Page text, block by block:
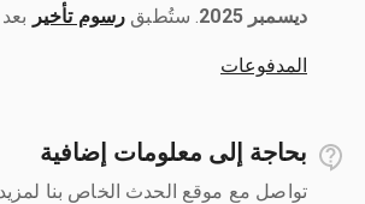
ديسمبر 2025
‎. ستُطبق رسوم تأخير
المدفوعات
بحاجة إلى معلومات إضافية
تواصل مع موقع الحدث الخاص بنا